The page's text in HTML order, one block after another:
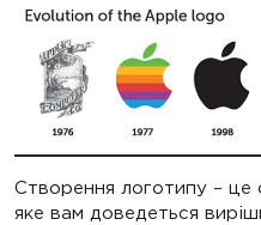
Створення логотипу – це
яке вам доведеться